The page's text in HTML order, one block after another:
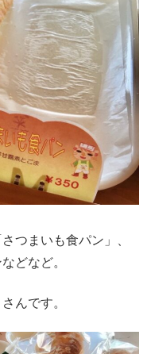
つまいも食パン」、
どなど。
んです。